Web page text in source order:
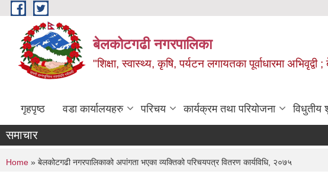
Skip to main content
बेलकोटगढी नगरपालिका
"शिक्षा, स्वास्थ्य, कृषि, पर्यटन लगायतका पूर्वाधारमा
गृहपृष्ठ वडा कार्यालयहरु परिचय कार्यक्रम तथा परियोजना विधुतीय
समाचार
You are here
Home » बेलकोटगढी नगरपालिकाको अपांगता भएका व्यक्तिको परिचयपत्र वितरण कार्यविधि, २०७५